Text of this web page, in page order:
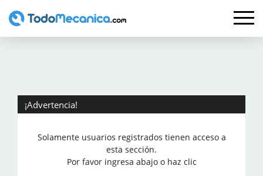
¡Advertencia!
Solamente usuarios registrados tienen acceso a
esta sección.
Por favor ingresa abajo o haz clic